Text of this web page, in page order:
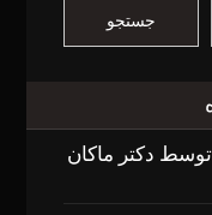
جستجو
دکتر ماکان